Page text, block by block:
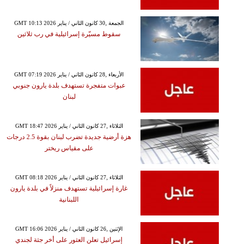
GMT 10:13 2026 الجمعة ,30 كانون الثاني / يناير
سقوط مسيّرة إسرائيلية في رب ثلاثين
GMT 07:19 2026 الأربعاء ,28 كانون الثاني / يناير
عبوات متفجرة تستهدف بلدة يارون جنوبي
لبنان
GMT 18:47 2026 الثلاثاء ,27 كانون الثاني / يناير
هزة أرضية جديدة تضرب لبنان بقوة 2.5 درجات
على مقياس ريختر
GMT 08:18 2026 الثلاثاء ,27 كانون الثاني / يناير
غارة إسرائيلية تستهدف منزلاً في بلدة يارون
اللبنانية
GMT 16:06 2026 الإثنين ,26 كانون الثاني / يناير
إسرائيل تعلن العثور على أخر جثة لجندي